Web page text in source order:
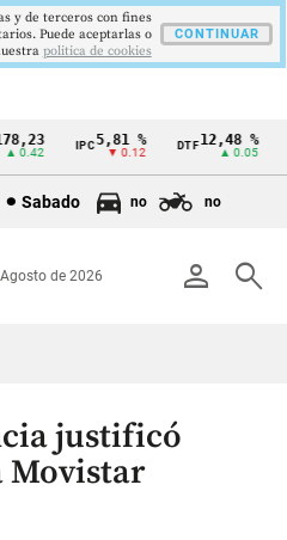
0.42
5,81 %
▼ 0.12
DTF12,48 %
▲ 0.05
Sabado no no
person search
Agosto de 2026
justificó
Movistar
y de terceros con fines
Puede aceptarlas o
politica de cookies
CONTINUAR